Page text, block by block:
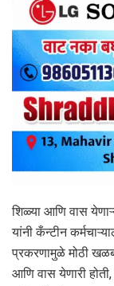
शिळ्या आणि वास
यांनी कँन्टीन
प्रकरणामुळे मोठी
आणि वास येणारी